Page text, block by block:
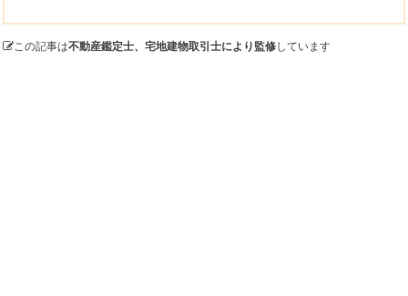
この記事は不動産鑑定士、宅地建物取引士により監修しています